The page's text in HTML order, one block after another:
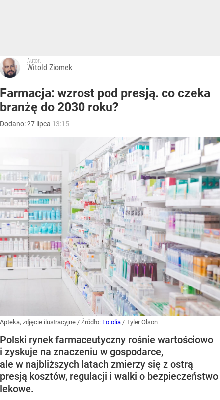
Autor:
Witold Ziomek
Farmacja: wzrost pod presją. co czeka
branżę do 2030 roku?
Dodano:27 lipca 13:15
Apteka, zdjęcie ilustracyjne / Źródło: Fotolia / Tyler Olson
Polski rynek farmaceutyczny rośnie wartościowo
i zyskuje na znaczeniu w gospodarce,
ale w najbliższych latach zmierzy się z ostrą
presją kosztów, regulacji i walki o bezpieczeństwo
lekowe.